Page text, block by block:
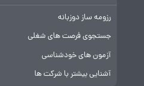
رزومه ساز دوزبانه
جستجوی فرصت های شغلی
آزمون های خودشناسی
آشنایی بیشتر با شرکت ها